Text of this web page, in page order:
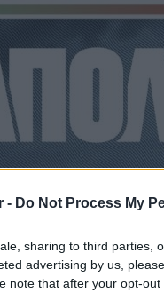
- Do Not Process My
sharing to third parties,
advertising by us,
note that after your opt-